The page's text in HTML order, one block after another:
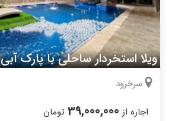
ويلا استخردار ساحلى با پارک آبی
سرخرود
اجاره از 39,000,000 تومان